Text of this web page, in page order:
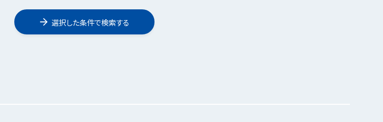
選択した条件で検索する